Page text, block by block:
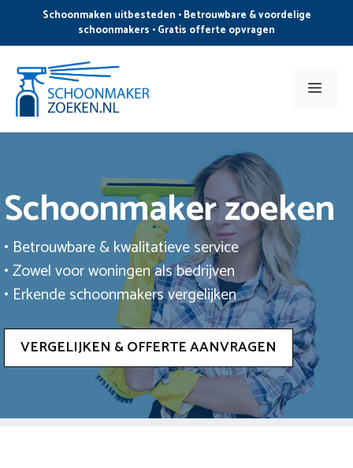
de
inhoud
Schoonmaken uitbesteden • Betrouwbare & voordelige
schoonmakers • Gratis offerte opvragen
Menu
Schoonmaker zoeken
• Betrouwbare & kwalitatieve service
• Zowel voor woningen als bedrijven
• Erkende schoonmakers vergelijken
VERGELIJKEN & OFFERTE AANVRAGEN